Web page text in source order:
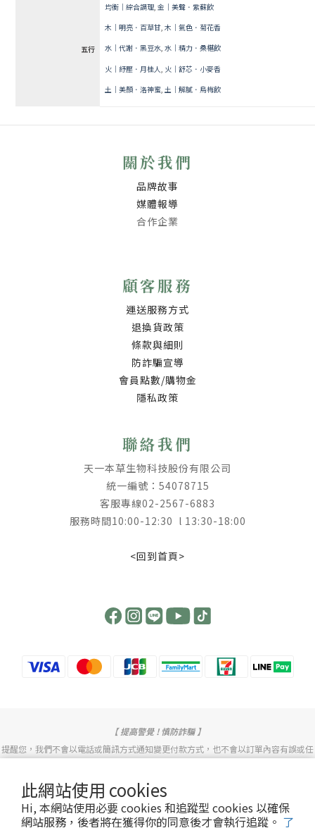
此網站使用 cookies
Hi, 本網站使用必要 cookies 和追蹤型 cookies 以確保
網站服務，後者將在獲得你的同意後才會執行追蹤。 了
五行
均衡｜綜合調理 ,金｜美聲．紫蘇飲
木｜明亮．百草甘,木｜氣色．菊花香
水｜代謝．黑豆水,水｜精力．桑椹飲
火｜紓壓．月桂人 火｜舒芯．小麥香
土｜美顏．洛神蜜 ,土｜解膩．烏梅飲
關於我們
品牌故事
媒體報導
合作企業
顧客服務
運送服務方式
退換貨政策
條款與細則
防詐騙宣導
會員點數/購物金
隱私政策
聯絡我們
天一本草生物科技股份有限公司
統一編號：54078715
客服專線02-2567-6883
服務時間10:00-12:30 l 13:30-18:00
<回到首頁>
【 提高警覺 ! 慎防詐騙 】
提醒您，我們不會以電話或簡訊方式通知變更付款方式，也不會以訂單內容有誤或任
若有任何問題歡迎致電或透過LINE客服詢問。